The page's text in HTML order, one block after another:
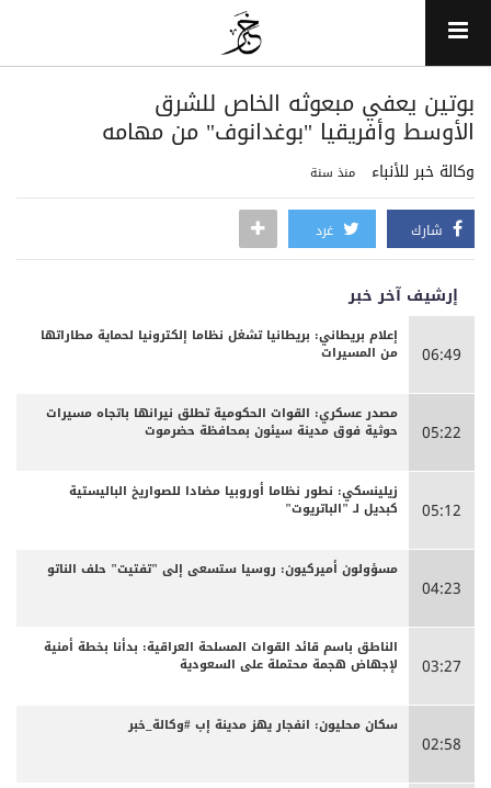
‏بوتين يعفي مبعوثه الخاص للشرق
الأوسط وأفريقيا "بوغدانوف" من مهامه
وكالة خبر للأنباء منذ سنة
شارك غرد
إرشيف آخر خبر
06:49
إعلام بريطاني: بريطانيا تشغل نظاما إلكترونيا لحماية مطاراتها
من المسيرات
05:22
مصدر عسكري: القوات الحكومية تطلق نيرانها باتجاه مسيرات
حوثية فوق مدينة سيئون بمحافظة حضرموت
05:12
زيلينسكي: نطور نظاما أوروبيا مضادا للصواريخ الباليستية
كبديل لـ "الباتريوت"
04:23
مسؤولون أميركيون: روسيا ستسعى إلى "تفتيت" حلف الناتو
03:27
الناطق باسم قائد القوات المسلحة العراقية: بدأنا بخطة أمنية
لإجهاض هجمة محتملة على السعودية
02:58
سكان محليون: انفجار يهز مدينة إب #وكالة_خبر